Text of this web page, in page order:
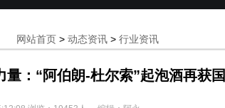
网站首页 > 动态资讯 > 行业资讯
量：“阿伯朗-杜尔索”起泡酒再获